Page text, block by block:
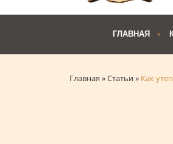
ГЛАВНАЯ
Главная »Статьи» Как